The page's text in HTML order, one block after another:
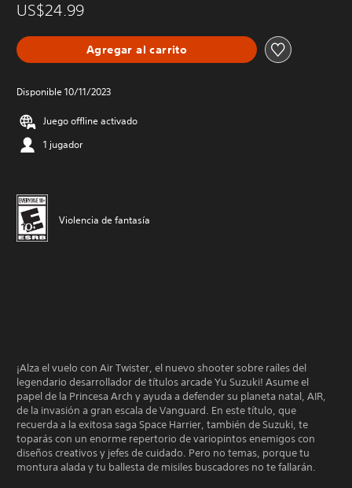
US$24.99
Agregar al carrito
Disponible 10/11/2023
Juego offline activado
1 jugador
Violencia de fantasía
¡Alza el vuelo con Air Twister, el nuevo shooter sobre raíles del
legendario desarrollador de títulos arcade Yu Suzuki! Asume el
papel de la Princesa Arch y ayuda a defender su planeta natal, AIR,
de la invasión a gran escala de Vanguard. En este título, que
recuerda a la exitosa saga Space Harrier, también de Suzuki, te
toparás con un enorme repertorio de variopintos enemigos con
diseños creativos y jefes de cuidado. Pero no temas, porque tu
montura alada y tu ballesta de misiles buscadores no te fallarán.